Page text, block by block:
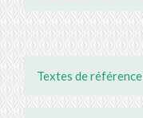
Textes de référence